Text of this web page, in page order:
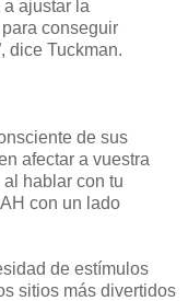
ajustar la
conseguir
dice Tuckman.
de sus
afectar a vuestra
hablar con tu
con un lado
de estímulos
sitios más divertidos